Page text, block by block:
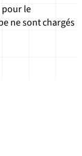
pour le
ne sont chargés